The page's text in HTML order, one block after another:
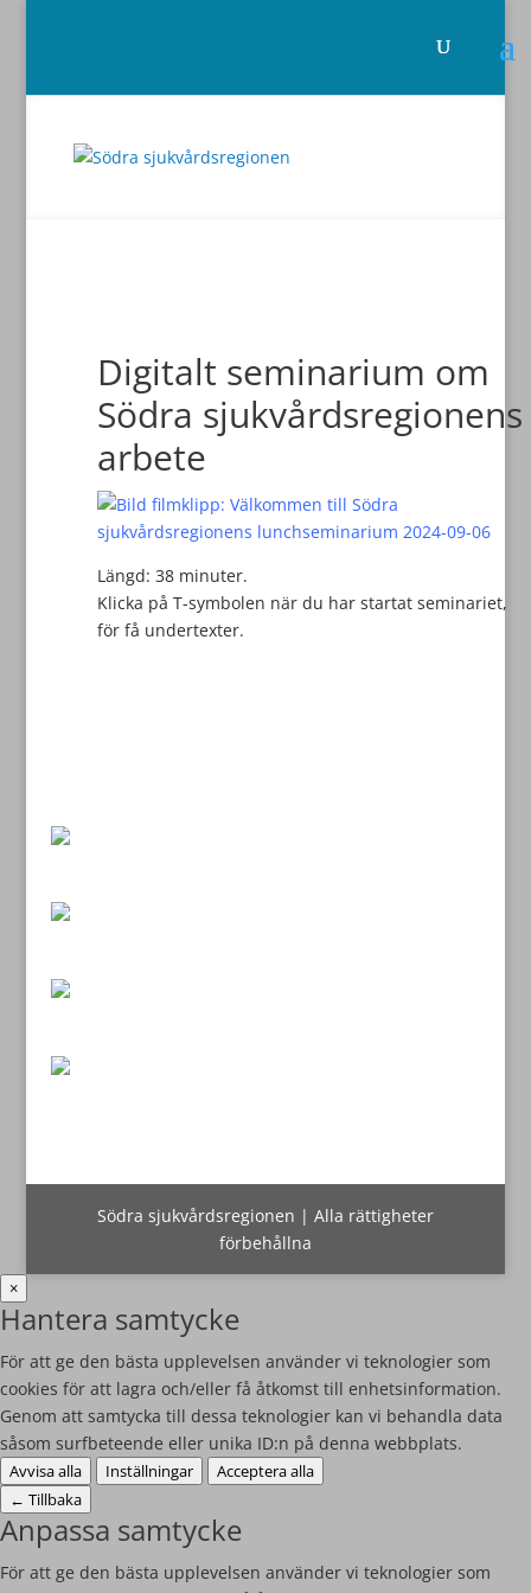
Digitalt seminarium om
Södra sjukvårdsregionens
arbete
Längd: 38 minuter.
Klicka på T-symbolen när du har startat seminariet,
för få undertexter.
Södra sjukvårdsregionen | Alla rättigheter
förbehållna
×
Hantera samtycke
För att ge den bästa upplevelsen använder vi teknologier som
cookies för att lagra och/eller få åtkomst till enhetsinformation.
Genom att samtycka till dessa teknologier kan vi behandla data
såsom surfbeteende eller unika ID:n på denna webbplats.
Avvisa alla Inställningar
Acceptera alla
← Tillbaka
Anpassa samtycke
För att ge den bästa upplevelsen använder vi teknologier som